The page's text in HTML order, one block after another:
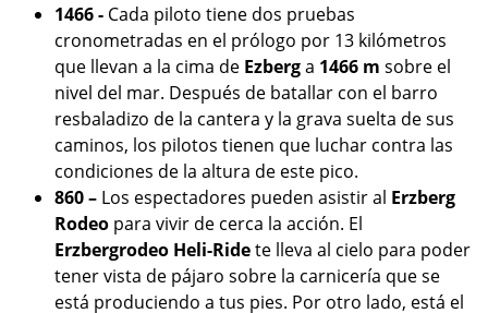
1466 - Cada piloto tiene dos pruebas
cronometradas en el prólogo por 13 kilómetros
que llevan a la cima de Ezberga 1466 m sobre el
nivel del mar. Después de batallar con el barro
resbaladizo de la cantera y la grava suelta de sus
caminos, los pilotos tienen que luchar contra las
condiciones de la altura de este pico.
860 – Los espectadores pueden asistir al Erzberg
Rodeo para vivir de cerca la acción. El
Erzbergrodeo Heli-Ridete lleva al cielo para poder
tener vista de pájaro sobre la carnicería que se
está produciendo a tus pies. Por otro lado, está el